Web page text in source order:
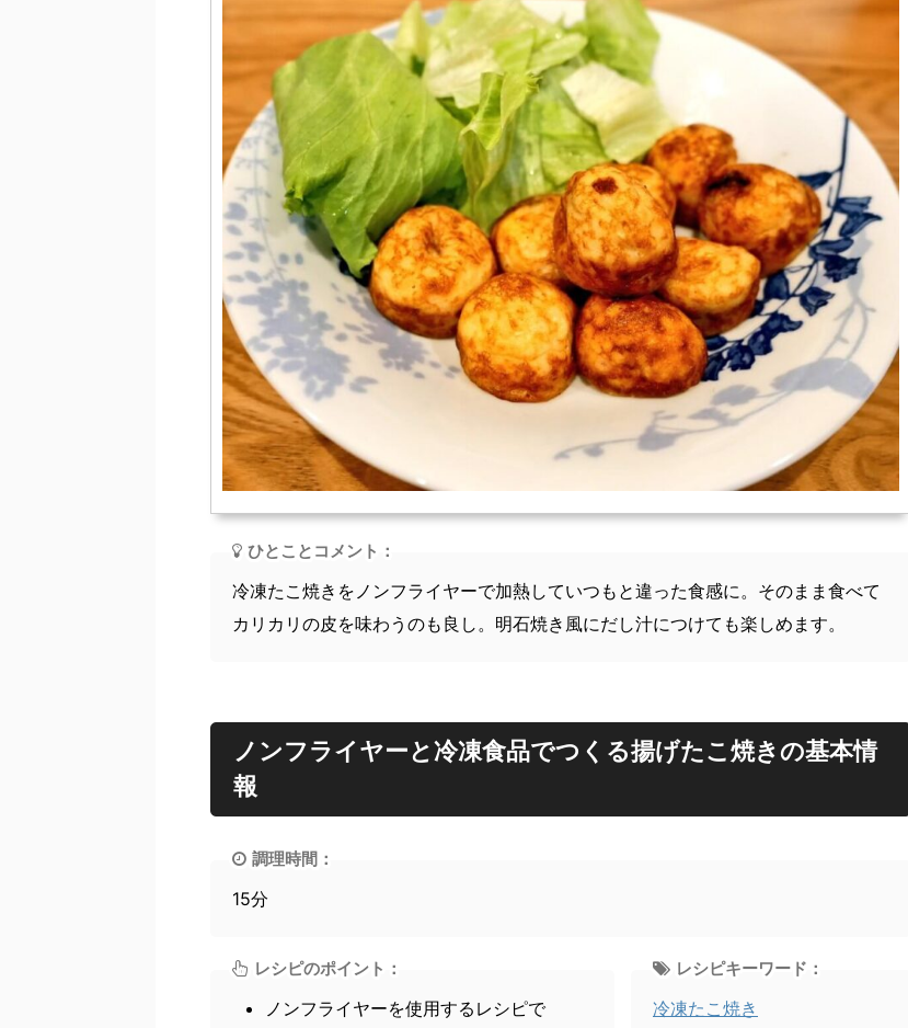
ひとことコメント：
冷凍たこ焼きをノンフライヤーで加熱していつもと違った食感に。そのまま食べて
カリカリの皮を味わうのも良し。明石焼き風にだし汁につけても楽しめます。
ノンフライヤーと冷凍食品でつくる揚げたこ焼きの基本情
報
調理時間：
15分
レシピのポイント：
ノンフライヤーを使用するレシピで
レシピキーワード：
冷凍たこ焼き